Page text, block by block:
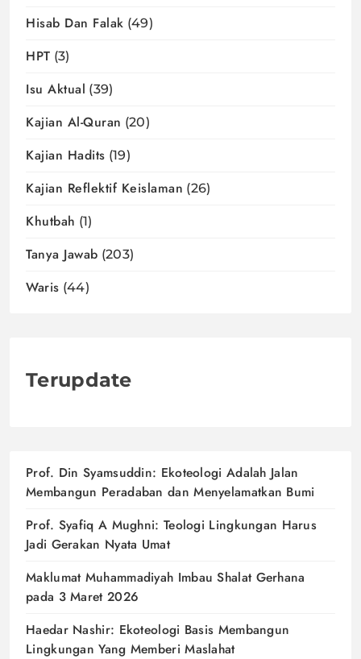
Hisab Dan Falak (49)
HPT (3)
Isu Aktual (39)
Kajian Al-Quran (20)
Kajian Hadits (19)
Kajian Reflektif Keislaman (26)
Khutbah (1)
Tanya Jawab (203)
Waris (44)
Terupdate
Prof. Din Syamsuddin: Ekoteologi Adalah Jalan
Membangun Peradaban dan Menyelamatkan Bumi
Prof. Syafiq A Mughni: Teologi Lingkungan Harus
Jadi Gerakan Nyata Umat
Maklumat Muhammadiyah Imbau Shalat Gerhana
pada 3 Maret 2026
Haedar Nashir: Ekoteologi Basis Membangun
Lingkungan Yang Memberi Maslahat